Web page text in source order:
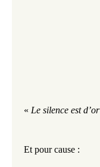
« Le silence est
Et pour cause :